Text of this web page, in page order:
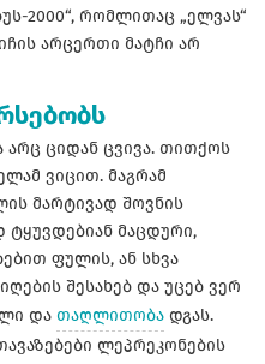
2000“, რომლითაც „ელვას“
არცერთი მატჩი არ
ციდან ცვივა. თითქოს
ვიცით. მაგრამ
მარტივად შოვნის
ტყუვდებიან მაცდური,
ფულის, ან სხვა
შესახებ და უცებ ვერ
და თაღლითობა დგას.
ლეპრეკონების